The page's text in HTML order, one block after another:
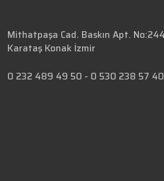
Mithatpaşa Cad. Baskın Apt.
Karataş Konak İzmir
0 232 489 49 50 - 0 530 238 57 40